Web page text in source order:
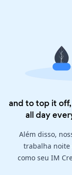
and to top it
all day
Além disso,
trabalha noite
como seu IM